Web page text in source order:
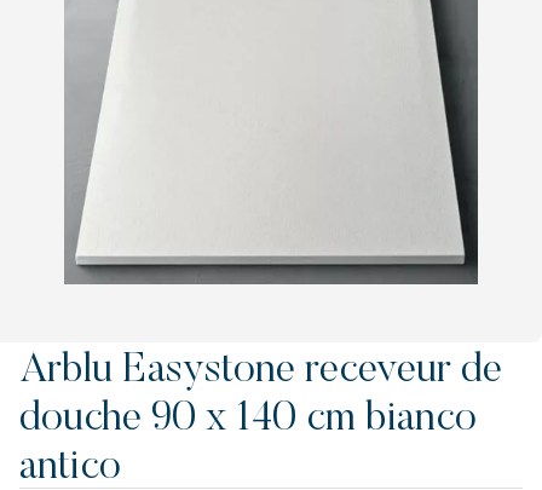
Arblu Easystone receveur de
douche 90 x 140 cm bianco
antico